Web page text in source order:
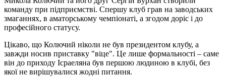
команду при підприємстві. Спершу клуб грав на заводських
змаганнях, в аматорському чемпіонаті, а згодом доріс і до
професійного статусу.
Цікаво, що Колючий ніколи не був президентом клубу, а
завжди носив приставку "віце". Це лише формальності – саме
він до приходу Ісраеляна був першою людиною в клубі, без
якої не вирішувалися жодні питання.